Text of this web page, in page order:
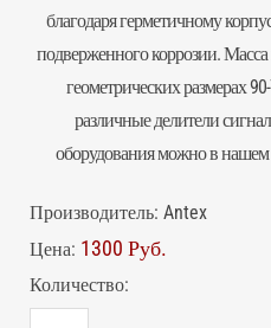
благодаря герметичному
подверженного коррозии.
геометрических размерах
различные делители
оборудования можно в
Производитель: Antex
Цена: 1300 Руб.
Количество: